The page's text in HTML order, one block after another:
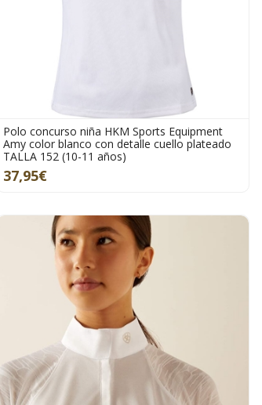
Polo concurso niña HKM Sports Equipment
Amy color blanco con detalle cuello plateado
TALLA 152 (10-11 años)
37,95€